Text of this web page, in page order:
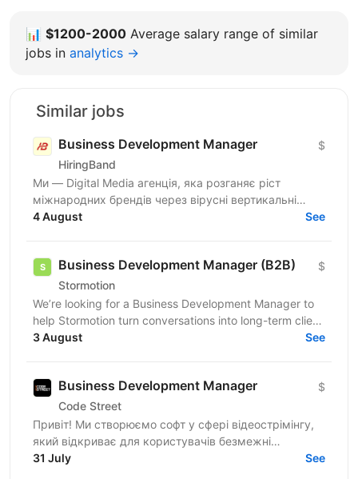
📊 $1200-2000 Average salary range of similar
jobs in analytics →
Similar jobs
Business Development Manager
HiringBand
$
Ми — Digital Media агенція, яка розганяє ріст
міжнародних брендів через вірусні вертикальні
відео, AI-інструменти та власну мережу
4 August See
Business Development Manager (B2B)
Stormotion
$
We’re looking for a Business Development Manager to
help Stormotion turn conversations into long-term client
relationships and take ownership of our sales...
3 August See
Business Development Manager
Code Street
$
Привіт! Ми створюємо софт у сфері відеострімінгу,
який відкриває для користувачів безмежні
можливості. Наш продукт уже підкорив ринок США і
31 July See